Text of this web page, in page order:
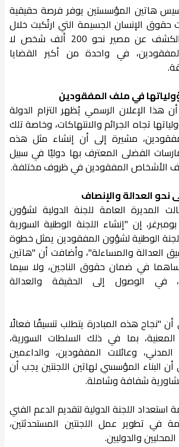
هاتين المؤسستين يوفر فرصة حقيقية
حقوق الإنسان الجسيمة التي ارتُكبت خلال
العقود الماضية، والكشف عن مصير نحو 200 ألف شخص لا
في واحدة من أكبر القضايا
في ملف المفقودين
أن هذا الإعلان الرسمي يُظهر التزام الدولة
تجاه الجرائم والانتهاكات، وخاصة تلك
مشيرة إلى أن إنشاء مثل هذه
الفضلى المعترف بها دوليًا في سبيل
الأشخاص المفقودين في ظروف مختلفة.
نحو العدالة والإنصاف
المديرة العامة للجنة الدولية لشؤون
إن "إنشاء اللجنة الوطنية السورية
الوطنية لشؤون المفقودين يمثل خطوة
العدالة والمساءلة"، وأضافت أن "هاتين
في ضمان حقوق الناجين، ولا سيما
في الوصول إلى الحقيقة والعدالة
"نجاح هذه المبادرة يتطلب تنسيقًا فعالًا
بما في ذلك السلطات السورية،
وعائلات المفقودين، والداعمين
أن البناء المؤسسي لهاتين اللجنتين يجب أن
شفافة وشاملة.
استعداد اللجنة الدولية لتقديم الدعم الفني
في تطوير عمل اللجنتين المستحدثتين،
والدوليين.